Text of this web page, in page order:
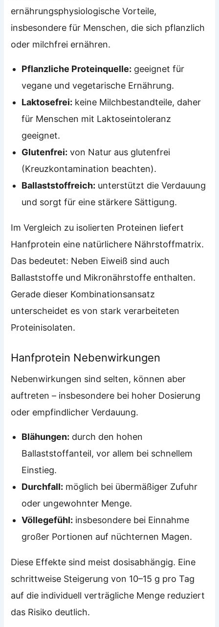
ernährungsphysiologische Vorteile,
insbesondere für Menschen, die sich pflanzlich
oder milchfrei ernähren.
Pflanzliche Proteinquelle: geeignet für
vegane und vegetarische Ernährung.
Laktosefrei: keine Milchbestandteile, daher
für Menschen mit Laktoseintoleranz
geeignet.
Glutenfrei: von Natur aus glutenfrei
(Kreuzkontamination beachten).
Ballaststoffreich: unterstützt die Verdauung
und sorgt für eine stärkere Sättigung.
Im Vergleich zu isolierten Proteinen liefert
Hanfprotein eine natürlichere Nährstoffmatrix.
Das bedeutet: Neben Eiweiß sind auch
Ballaststoffe und Mikronährstoffe enthalten.
Gerade dieser Kombinationsansatz
unterscheidet es von stark verarbeiteten
Proteinisolaten.
Hanfprotein Nebenwirkungen
Nebenwirkungen sind selten, können aber
auftreten – insbesondere bei hoher Dosierung
oder empfindlicher Verdauung.
Blähungen: durch den hohen
Ballaststoffanteil, vor allem bei schnellem
Einstieg.
Durchfall: möglich bei übermäßiger Zufuhr
oder ungewohnter Menge.
Völlegefühl: insbesondere bei Einnahme
großer Portionen auf nüchternen Magen.
Diese Effekte sind meist dosisabhängig. Eine
schrittweise Steigerung von 10–15 g pro Tag
auf die individuell verträgliche Menge reduziert
das Risiko deutlich.